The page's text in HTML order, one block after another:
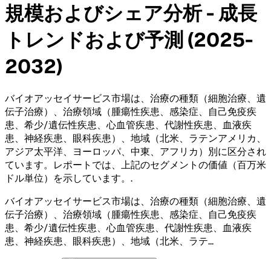
規模およびシェア分析 - 成長
トレンドおよび予測 (2025-
2032)
バイオアッセイサービス市場は、治療の種類（細胞治療、遺
伝子治療）、治療領域（腫瘍性疾患、感染症、自己免疫疾
患、希少/遺伝性疾患、心血管疾患、代謝性疾患、血液疾
患、神経疾患、眼科疾患）、地域（北米、ラテンアメリカ、
アジア太平洋、ヨーロッパ、中東、アフリカ）別に区分され
ています。レポートでは、上記のセグメントの価値（百万米
ドル単位）を示しています。 .
バイオアッセイサービス市場は、治療の種類（細胞治療、遺
伝子治療）、治療領域（腫瘍性疾患、感染症、自己免疫疾
患、希少/遺伝性疾患、心血管疾患、代謝性疾患、血液疾
患、神経疾患、眼科疾患）、地域（北米、ラテ...